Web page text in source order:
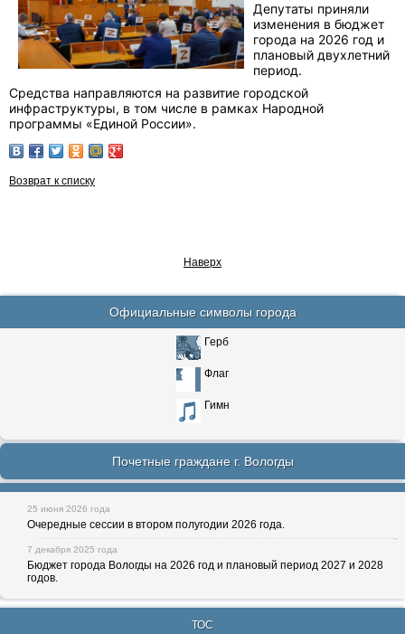
Депутаты приняли
изменения в бюджет
города на 2026 год и
плановый двухлетний
период.
Средства направляются на развитие городской
инфраструктуры, в том числе в рамках Народной
программы «Единой России».
Возврат к списку
Наверх
Официальные символы города
Герб
Флаг
Гимн
Почетные граждане г. Вологды
25 июня 2026 года
Очередные сессии в втором полугодии 2026 года.
7 декабря 2025 года
Бюджет города Вологды на 2026 год и плановый период 2027 и 2028
годов.
ТОС